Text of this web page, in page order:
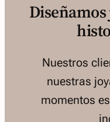
Nuestros
nuestras
momentos